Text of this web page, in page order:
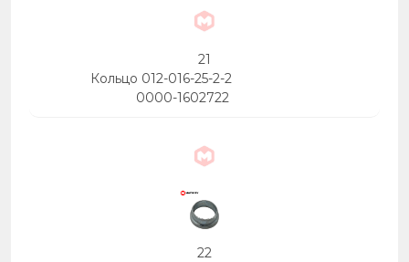
21
Кольцо 012-016-25-2-2
0000-1602722
22